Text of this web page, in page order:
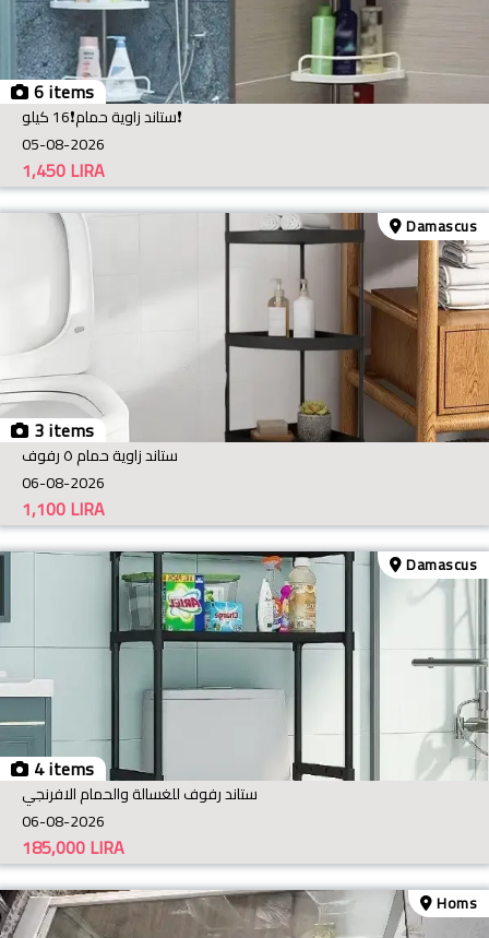
6 items
ستاند زاوية حمام❗️16 كيلو❗️
05-08-2026
LIRA
1,450
3 items
Damascus
ستاند زاوية حمام ٥ رفوف
06-08-2026
LIRA
1,100
4 items
Damascus
ستاند رفوف للغسالة والحمام الافرنجي
06-08-2026
LIRA
185,000
Homs